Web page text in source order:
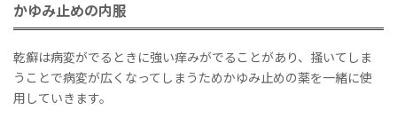
かゆみ止めの内服
乾癬は病変がでるときに強い痒みがでることがあり、掻いてしま
うことで病変が広くなってしまうためかゆみ止めの薬を一緒に使
用していきます。